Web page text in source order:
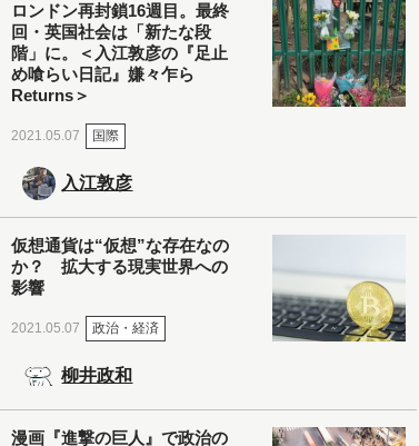
ロンドン再封鎖16週目。最終
回・英国社会は「新たな段
階」に。＜入江敦彦の『足止
め喰らい日記』嫌々乍ら
Returns＞
2021.05.07 国際
入江敦彦
仮想通貨は“仮想”な存在なの
か？ 拡大する現実世界への
影響
2021.05.07 政治・経済
柳井政和
漫画『進撃の巨人』で政治の